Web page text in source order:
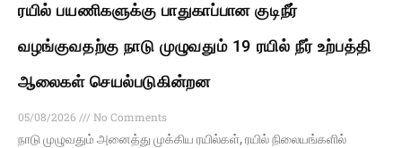
ரயில் பயணிகளுக்கு பாதுகாப்பான குடிநீர்
வழங்குவதற்கு நாடு முழுவதும் 19 ரயில் நீர் உற்பத்தி
ஆலைகள் செயல்படுகின்றன
05/08/2026
No Comments
நாடு முழுவதும் அனைத்து முக்கிய ரயில்கள், ரயில் நிலையங்களில்